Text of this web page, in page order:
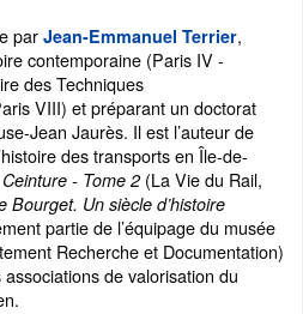
par Jean-Emmanuel Terrier,
contemporaine (Paris IV -
des Techniques
VIII) et préparant un doctorat
Jean Jaurès. Il est l’auteur de
des transports en Île-de-
- Tome 2(La Vie du Rail,
Bourget. Un siècle d’histoire
partie de l’équipage du musée
Recherche et Documentation)
de valorisation du